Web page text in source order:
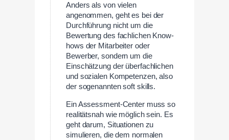
Anders als von vielen
angenommen, geht es bei der
Durchführung nicht um die
Bewertung des fachlichen Know-
hows der Mitarbeiter oder
Bewerber, sondern um die
Einschätzung der überfachlichen
und sozialen Kompetenzen, also
der sogenannten soft skills.
Ein Assessment-Center muss so
realitätsnah wie möglich sein. Es
geht darum, Situationen zu
simulieren, die dem normalen